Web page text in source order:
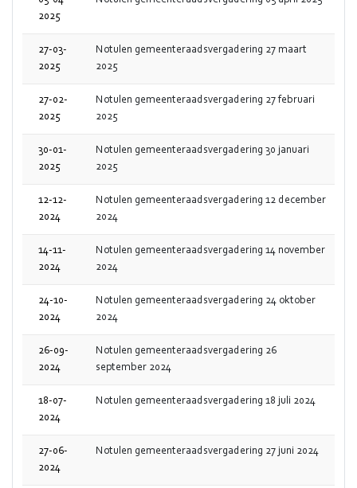
2025
27-03-
2025
Notulen gemeenteraadsvergadering 27 maart
2025
27-02-
2025
Notulen gemeenteraadsvergadering 27 februari
2025
30-01-
2025
Notulen gemeenteraadsvergadering 30 januari
2025
12-12-
2024
Notulen gemeenteraadsvergadering 12 december
2024
14-11-
2024
Notulen gemeenteraadsvergadering 14 november
2024
24-10-
2024
Notulen gemeenteraadsvergadering 24 oktober
2024
26-09-
2024
Notulen gemeenteraadsvergadering 26
september 2024
18-07-
2024
Notulen gemeenteraadsvergadering 18 juli 2024
27-06-
2024
Notulen gemeenteraadsvergadering 27 juni 2024